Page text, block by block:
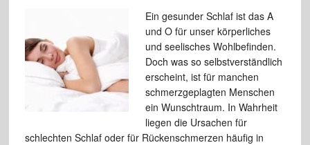
Ein gesunder Schlaf ist das A
und O für unser körperliches
und seelisches Wohlbefinden.
Doch was so selbstverständlich
erscheint, ist für manchen
schmerzgeplagten Menschen
ein Wunschtraum. In Wahrheit
liegen die Ursachen für
schlechten Schlaf oder für Rückenschmerzen häufig in